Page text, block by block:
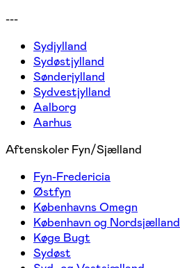
---
Sydjylland
Sydøstjylland
Sønderjylland
Sydvestjylland
Aalborg
Aarhus
Aftenskoler Fyn/Sjælland
Fyn-Fredericia
Østfyn
Københavns Omegn
København og Nordsjælland
Køge Bugt
Sydøst